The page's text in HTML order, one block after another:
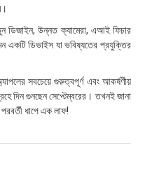
ডিজাইন, উন্নত ক্যামেরা, এআই ফিচার
একটি ডিভাইস যা ভবিষ্যতের প্রযুক্তির
সবচেয়ে গুরুত্বপূর্ণ এবং আকর্ষণীয়
দিন গুনছেন সেপ্টেম্বরের। তখনই জানা
ধাপে এক লাফ!